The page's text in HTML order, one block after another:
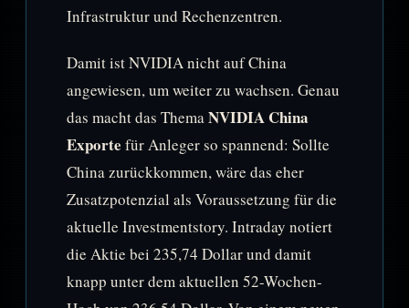
Infrastruktur und Rechenzentren.
Damit ist NVIDIA nicht auf China
angewiesen, um weiter zu wachsen. Genau
das macht das ThemaNVIDIA China
Exporte für Anleger so spannend: Sollte
China zurückkommen, wäre das eher
Zusatzpotenzial als Voraussetzung für die
aktuelle Investmentstory. Intraday notiert
die Aktie bei 235,74 Dollar und damit
knapp unter dem aktuellen 52-Wochen-